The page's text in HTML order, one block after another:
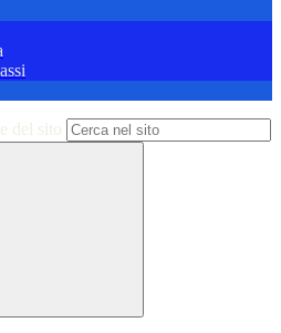
del sito